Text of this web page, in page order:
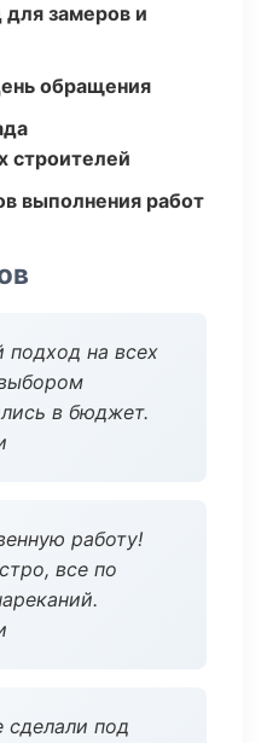
замеров и
обращения
строителей
выполнения работ
на всех
в бюджет.
работу!
все по
сделали под